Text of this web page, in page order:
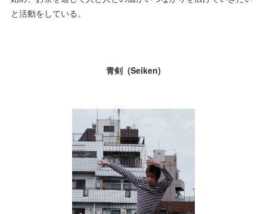
と活動をしている。
青剣 (Seiken)